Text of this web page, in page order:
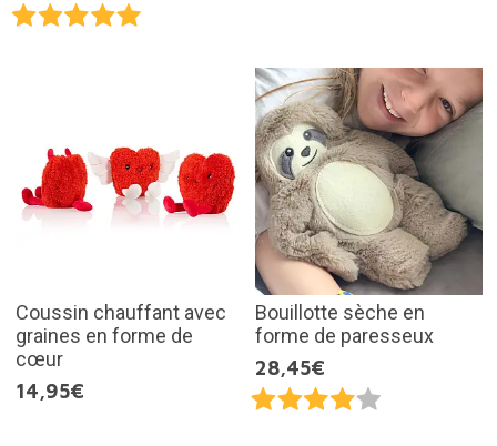
Coussin chauffant avec
graines en forme de
cœur
14,95€
Bouillotte sèche en
forme de paresseux
28,45€